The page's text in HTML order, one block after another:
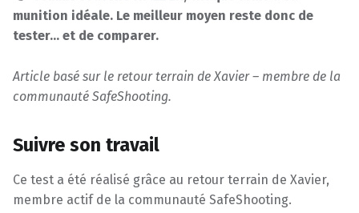
munition idéale. Le meilleur moyen reste donc de
tester… et de comparer.
Article basé sur le retour terrain de Xavier – membre de la
communauté SafeShooting.
Suivre son travail
Ce test a été réalisé grâce au retour terrain de Xavier,
membre actif de la communauté SafeShooting.